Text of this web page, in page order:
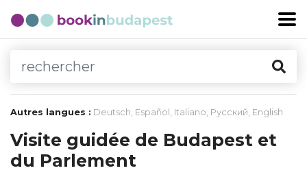
Autres langues : Deutsch, Español , Italiano, Русский, English
Visite guidée de Budapest et
du Parlement